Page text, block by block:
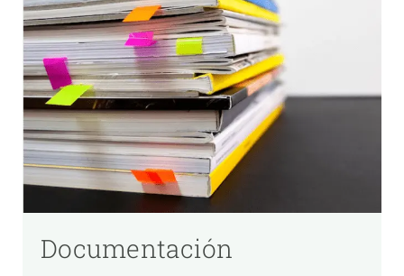
Documentación